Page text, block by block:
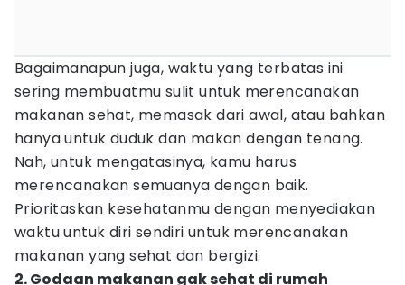
Bagaimanapun juga, waktu yang terbatas ini
sering membuatmu sulit untuk merencanakan
makanan sehat, memasak dari awal, atau bahkan
hanya untuk duduk dan makan dengan tenang.
Nah, untuk mengatasinya, kamu harus
merencanakan semuanya dengan baik.
Prioritaskan kesehatanmu dengan menyediakan
waktu untuk diri sendiri untuk merencanakan
makanan yang sehat dan bergizi.
2. Godaan makanan gak sehat di rumah